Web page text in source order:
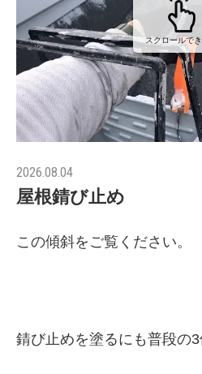
スクロールで
2026.08.04
屋根錆び止め
この傾斜をご覧ください。
錆び止めを塗るにも普段の3